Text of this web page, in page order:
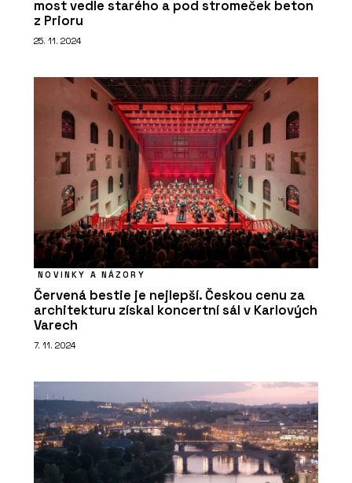
most vedle starého a pod stromeček beton
z Prioru
25. 11. 2024
NOVINKY A NÁZORY
Červená bestie je nejlepší. Českou cenu za
architekturu získal koncertní sál v Karlových
Varech
7. 11. 2024